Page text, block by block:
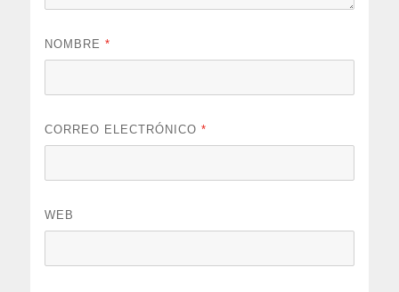
NOMBRE*
CORREO ELECTRÓNICO*
WEB